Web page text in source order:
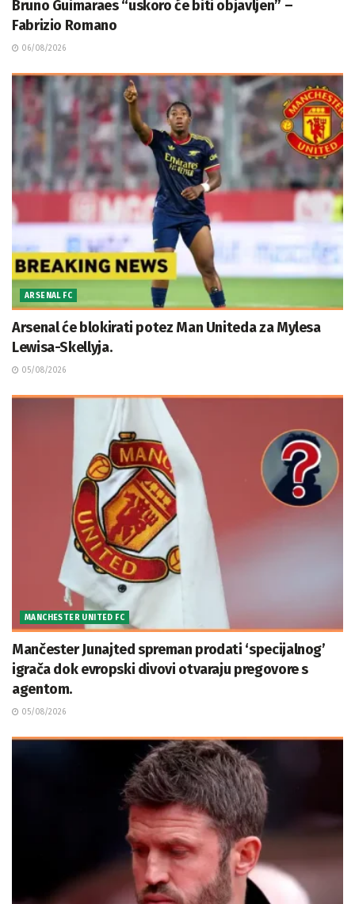
Bruno Guimaraes “uskoro će biti objavljen” –
Fabrizio Romano
06/08/2026
ARSENAL FC
Arsenal će blokirati potez Man Uniteda za Mylesa
Lewisa-Skellyja.
05/08/2026
MANCHESTER UNITED FC
Mančester Junajted spreman prodati ‘specijalnog’
igrača dok evropski divovi otvaraju pregovore s
agentom.
05/08/2026